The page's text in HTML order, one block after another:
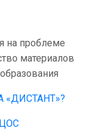
на проблеме
материалов